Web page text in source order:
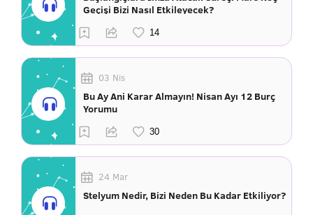
Geçişi Bizi Nasıl Etkileyecek?
03 Nis
Bu Ay Ani Karar Almayın! Nisan Ayı 12 Burç
Yorumu
24 Mar
Stelyum Nedir, Bizi Neden Bu Kadar Etkiliyor?